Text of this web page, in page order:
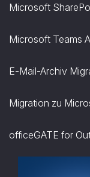
Microsoft
Microsoft Teams
E-Mail-Archiv
Migration zu
officeGATE for